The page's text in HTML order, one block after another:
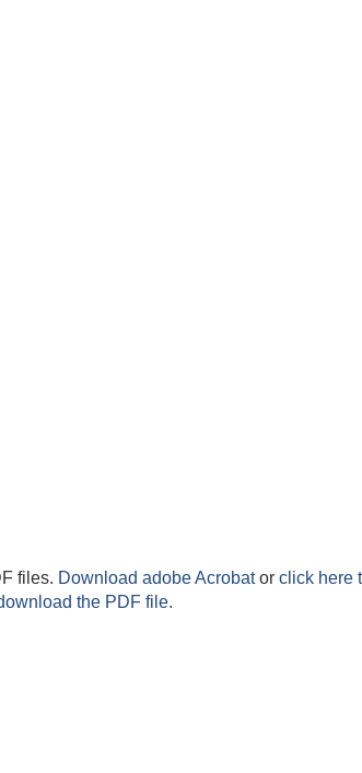
files. Download adobe Acrobator click here
the PDF file.